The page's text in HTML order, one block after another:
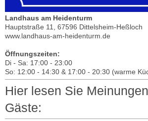
Landhaus am Heidenturm
Hauptstraße 11, 67596 Dittelsheim-Heßloch
www.landhaus-am-heidenturm.de
Öffnungszeiten:
Di - Sa: 17:00 - 23:00
So: 12:00 - 14:30 & 17:00 - 20:30 (warme
Hier lesen Sie
Gäste: